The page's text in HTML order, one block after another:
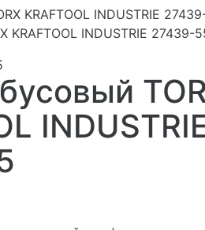
KRAFTOOL INDUSTRIE 27439-